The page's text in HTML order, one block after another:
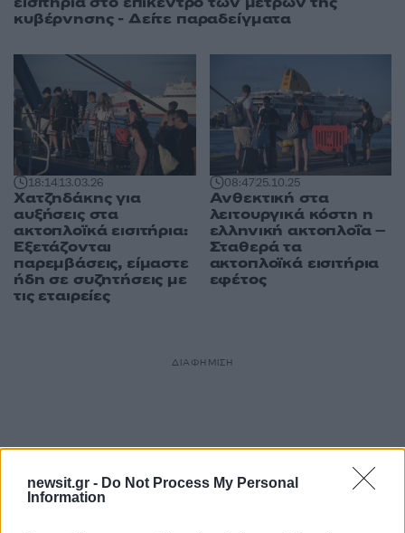
newsit.gr - Do Not Process My Personal
Information
κυβέρνησης - Δείτε παραδείγματα
18:1413.03.26
Χατζηδάκης για
αυξήσεις στα
ακτοπλοϊκά εισιτήρια:
Εξετάζονται
παρεμβάσεις, είμαστε
ήδη σε συζητήσεις με
τις εταιρείες
08:4725.10.25
Ανθεκτική στα
λειτουργικά κόστη η
ελληνική ακτοπλοΐα –
Σταθερά τα
ακτοπλοϊκά εισιτήρια
εφέτος
ΔΙΑΦΗΜΙΣΗ